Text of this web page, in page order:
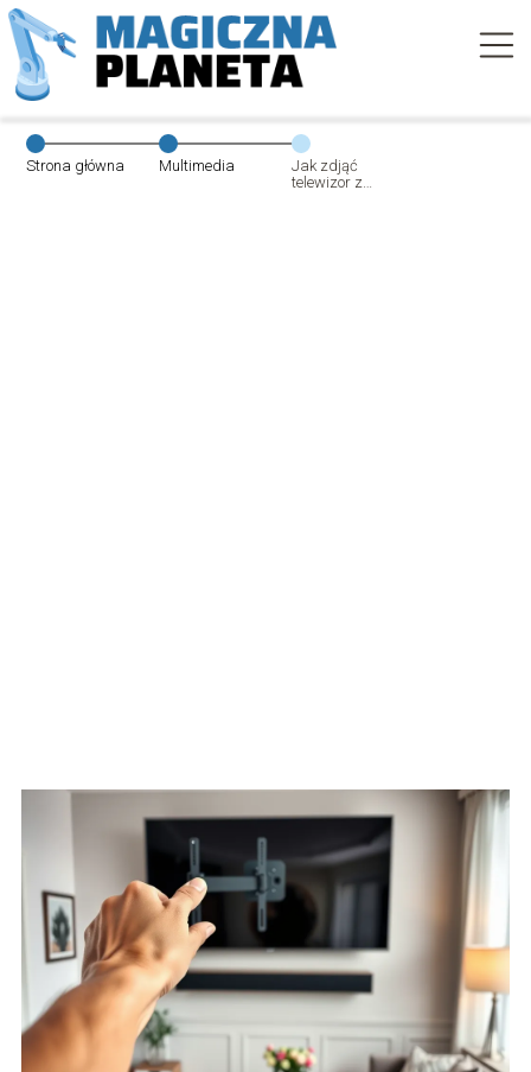
Strona główna Multimedia
Jak zdjąć
telewizor z